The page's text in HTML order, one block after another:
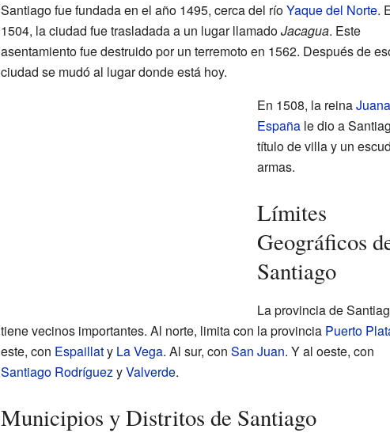
Santiago fue fundada en el año 1495, cerca del ríoYaque del Norte.
1504, la ciudad fue trasladada a un lugar llamadoJacagua. Este
asentamiento fue destruido por un terremoto en 1562. Después de
ciudad se mudó al lugar donde está hoy.
En 1508, la reina
Españale dio a
título de villa y un
armas.
Límites
Geográficos
Santiago
La provincia de
tiene vecinos importantes. Al norte, limita con la provincia Puerto
este, con Espaillaty La Vega. Al sur, con San Juan. Y al oeste, con
Santiago RodríguezyValverde.
Municipios y Distritos de Santiago